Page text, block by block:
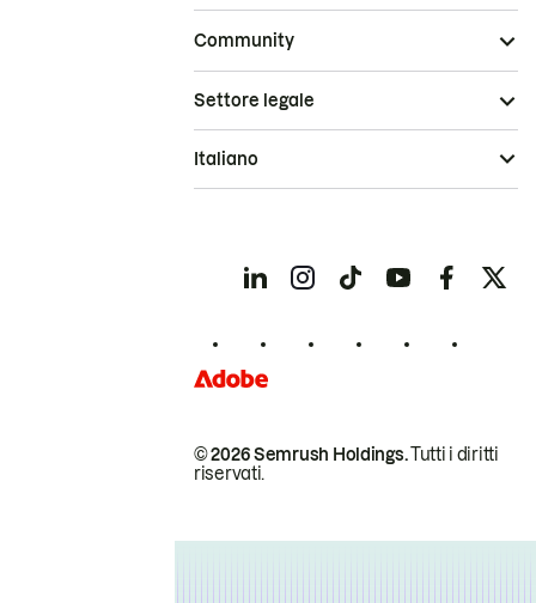
Community
© 2026 Semrush Holdings.Tutti i diritti
riservati.
Settore legale
Italiano